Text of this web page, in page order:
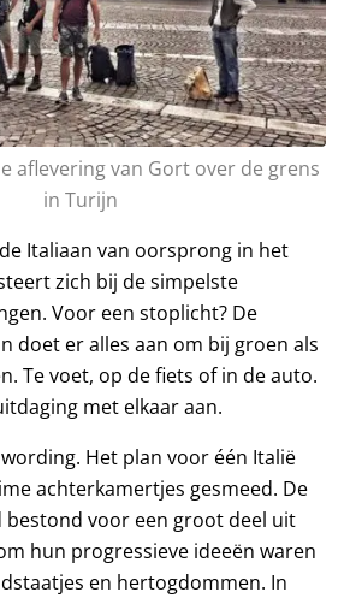
aflevering van Gort over de grens
in Turijn
Italiaan van oorsprong in het
zich bij de simpelste
Voor een stoplicht? De
doet er alles aan om bij groen als
Te voet, op de fiets of in de auto.
met elkaar aan.
Het plan voor één Italië
achterkamertjes gesmeed. De
bestond voor een groot deel uit
hun progressieve ideeën waren
en hertogdommen. In